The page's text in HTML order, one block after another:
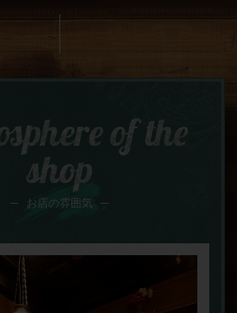
of the
shop
お店の雰囲気